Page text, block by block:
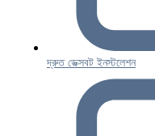
দ্রুত ডেক্সবট ইনস্টলেশন